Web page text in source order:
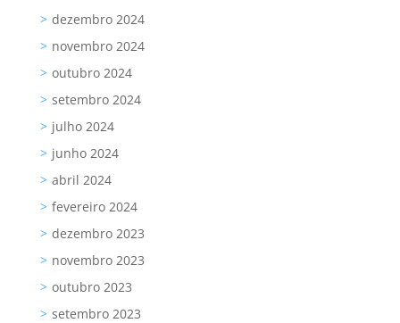
dezembro 2024
novembro 2024
outubro 2024
setembro 2024
julho 2024
junho 2024
abril 2024
fevereiro 2024
dezembro 2023
novembro 2023
outubro 2023
setembro 2023